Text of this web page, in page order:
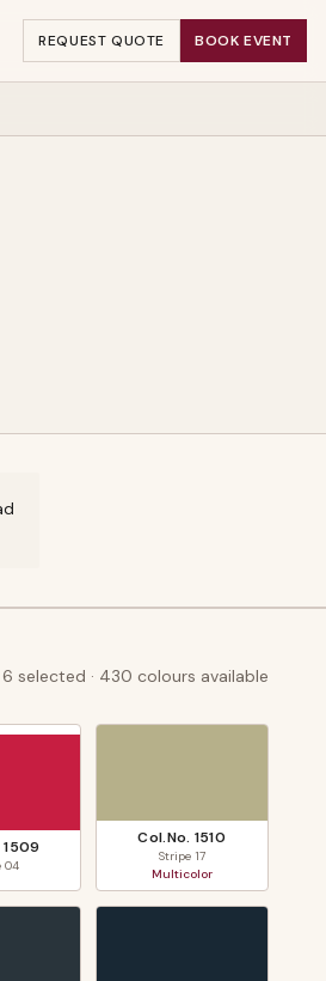
REQUEST QUOTE BOOK EVENT
6 selected · 430 colours available
1509
04
Col.No. 1510
Stripe 17
Multicolor